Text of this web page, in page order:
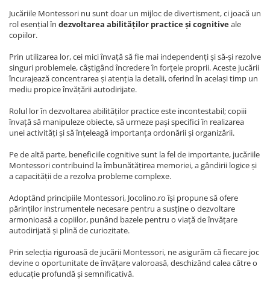
Jucăriile Montessori nu sunt doar un mijloc de divertisment, ci joacă un
rol esențial în dezvoltarea abilităților practice și cognitiveale
copiilor.
Prin utilizarea lor, cei mici învață să fie mai independenți și să-și rezolve
singuri problemele, câștigând încredere în forțele proprii. Aceste jucării
încurajează concentrarea și atenția la detalii, oferind în același timp un
mediu propice învățării autodirijate.
Rolul lor în dezvoltarea abilităților practice este incontestabil; copiii
învață să manipuleze obiecte, să urmeze pași specifici în realizarea
unei activități și să înțeleagă importanța ordonării și organizării.
Pe de altă parte, beneficiile cognitive sunt la fel de importante, jucăriile
Montessori contribuind la îmbunătățirea memoriei, a gândirii logice și
a capacității de a rezolva probleme complexe.
Adoptând principiile Montessori, Jocolino.ro își propune să ofere
părinților instrumentele necesare pentru a susține o dezvoltare
armonioasă a copiilor, punând bazele pentru o viață de învățare
autodirijată și plină de curiozitate.
Prin selecția riguroasă de jucării Montessori, ne asigurăm că fiecare joc
devine o oportunitate de învățare valoroasă, deschizând calea către o
educație profundă și semnificativă.